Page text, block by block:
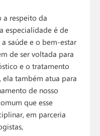
a respeito da
especialidade é de
saúde e o bem-estar
de ser voltada para
e o tratamento
, ela também atua para
de nosso
que esse
em parceria